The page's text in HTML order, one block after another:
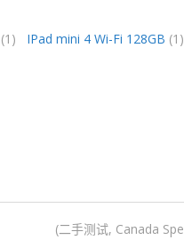
(1) IPad mini 4 Wi-Fi 128GB (1)
二手测试, Canada